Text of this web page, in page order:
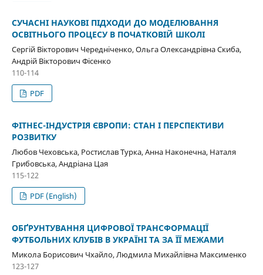
СУЧАСНІ НАУКОВІ ПІДХОДИ ДО МОДЕЛЮВАННЯ
ОСВІТНЬОГО ПРОЦЕСУ В ПОЧАТКОВІЙ ШКОЛІ
Сергій Вікторович Чередніченко, Ольга Олександрівна Скиба,
Андрій Вікторович Фісенко
110-114
PDF
ФІТНЕС-ІНДУСТРІЯ ЄВРОПИ: СТАН І ПЕРСПЕКТИВИ
РОЗВИТКУ
Любов Чеховська, Ростислав Турка, Анна Наконечна, Наталя
Грибовська, Андріана Цая
115-122
PDF (English)
ОБҐРУНТУВАННЯ ЦИФРОВОЇ ТРАНСФОРМАЦІЇ
ФУТБОЛЬНИХ КЛУБІВ В УКРАЇНІ ТА ЗА ЇЇ МЕЖАМИ
Микола Борисович Чхайло, Людмила Михайлівна Максименко
123-127